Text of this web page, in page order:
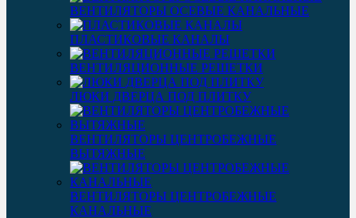
ВЕНТИЛЯТОРЫ ОСЕВЫЕ КАНАЛЬНЫЕ
ПЛАСТИКОВЫЕ КАНАЛЫ
ВЕНТИЛЯЦИОННЫЕ РЕШЕТКИ
ЛЮКИ ДВЕРЦА ПОД ПЛИТКУ
ВЕНТИЛЯТОРЫ ЦЕНТРОБЕЖНЫЕ
ВЫТЯЖНЫЕ
ВЕНТИЛЯТОРЫ ЦЕНТРОБЕЖНЫЕ
КАНАЛЬНЫЕ